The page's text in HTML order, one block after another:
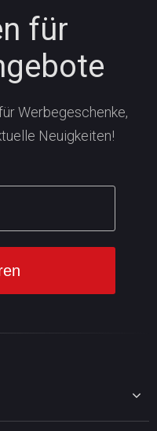
für
Werbegeschenke,
Neuigkeiten!